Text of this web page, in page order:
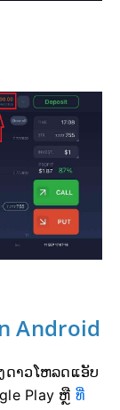
Android
ດາວໂຫລດແອັບ
Play ຫຼືທີ່